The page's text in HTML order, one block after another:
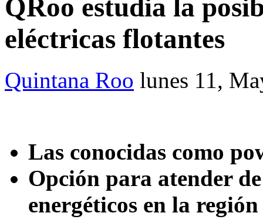
QRoo estudia la
eléctricas flotantes
Quintana Roo lunes 11,
Las conocidas como
Opción para atender
energéticos en la